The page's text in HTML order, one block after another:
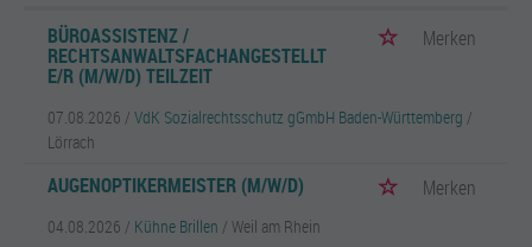
BÜROASSISTENZ /
RECHTSANWALTSFACHANGESTELLT
E/R (M/W/D) TEILZEIT
Merken
07.08.2026 / VdK Sozialrechtsschutz gGmbH Baden-Württemberg /
Lörrach
AUGENOPTIKERMEISTER (M/W/D) Merken
04.08.2026 / Kühne Brillen / Weil am Rhein